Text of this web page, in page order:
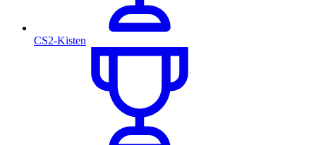
CS2-Kisten